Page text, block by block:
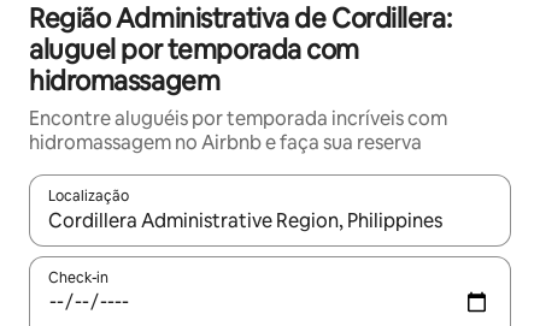
Região Administrativa de Cordillera:
aluguel por temporada com
hidromassagem
Encontre aluguéis por temporada incríveis com
hidromassagem no Airbnb e faça sua reserva
Localização
Quando os resultados estiverem disponíveis, explore-os
Check-in